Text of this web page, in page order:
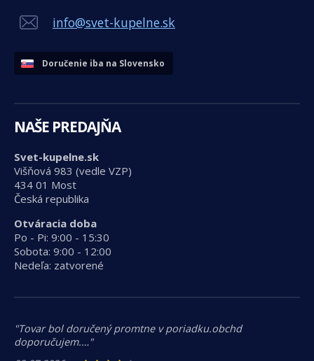
info@svet-kupelne.sk
Doručenie iba na Slovensko
NAŠE PREDAJŇA
Svet-kupelne.sk
Višňová 983 (vedle VZP)
434 01 Most
Česká republika
Otváracia doba
Po - Pi: 9:00 - 15:30
Sobota: 9:00 - 12:00
Nedeľa: zatvorené
"Tovar bol doručený promtne v poriadku.obchd
doporučujem.…"